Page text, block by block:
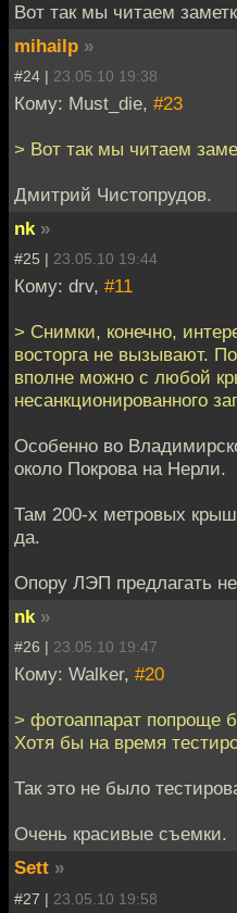
Вот так мы читаем
mihailp »
#24 | 23.05.10 19:38
Кому: Must_die, #23
> Вот так мы читаем
Дмитрий Чистопрудов.
nk »
#25 | 23.05.10 19:44
Кому: drv, #11
> Снимки, конечно,
восторга не вызывают.
вполне можно с любой
несанкционированного
Особенно во
около Покрова на Нерли.
Там 200-х метровых
да.
Опору ЛЭП предлагать
nk »
#26 | 23.05.10 19:47
Кому: Walker, #20
> фотоаппарат попроще
Хотя бы на время
Так это не было
Очень красивые съемки.
Sett »
#27 | 23.05.10 19:58